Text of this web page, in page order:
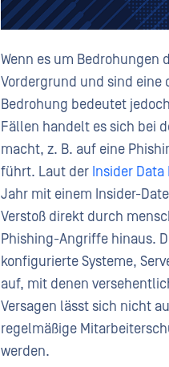
Wenn es um Bedrohungen
Vordergrund und sind eine
Bedrohung bedeutet
Fällen handelt es sich bei
macht, z. B. auf eine
führt. Laut der Insider Data
Jahr mit einem Insider-
Verstoß direkt durch
Phishing-Angriffe hinaus.
konfigurierte Systeme,
auf, mit denen
Versagen lässt sich nicht
regelmäßige
werden.